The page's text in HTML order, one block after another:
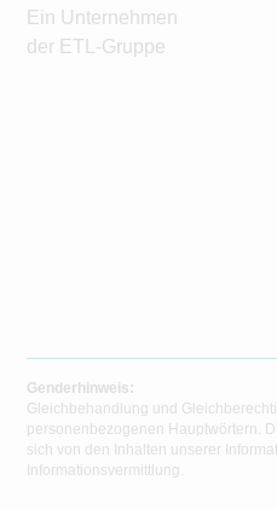
Ein Unternehmen
der ETL-Gruppe
Genderhinweis:
Gleichbehandlung und
personenbezogenen Hauptwörtern.
sich von den Inhalten unserer
Informationsvermittlung.